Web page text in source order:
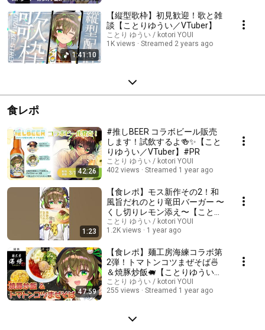
1:41:10
【縦型歌枠】初見歓迎！歌と雑
談【ことりゆうい／VTuber】
ことり ゆうい / kotori YOUI
1K views
Streamed 2 years ago
食レポ
42:26
#推しBEER コラボビール販売
します！試飲するよ🍻✨【こと
りゆうい／VTuber】#PR
ことり ゆうい / kotori YOUI
402 views
Streamed 1 year ago
1:23
【食レポ】モス新作その2！和
風旨だれのとり竜田バーガー 〜
くし切りレモン添え〜【ことり
ゆうい／VTuber】 #shorts
ことり ゆうい / kotori YOUI
1.2K views
1 year ago
47:59
【食レポ】麺工房海練コラボ第
2弾！トマトンコツまぜそば🍜
＆焼豚炒飯🐖【ことりゆうい／
VTuber】
ことり ゆうい / kotori YOUI
255 views
Streamed 1 year ago